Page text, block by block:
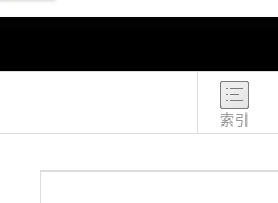
索引